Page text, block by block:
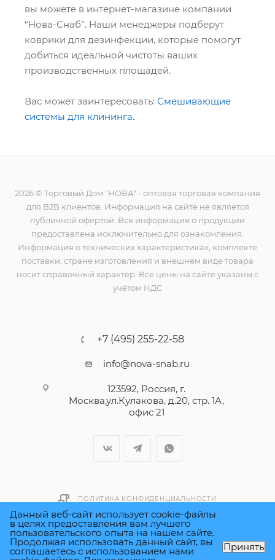
вы можете в интернет-магазине компании
“Нова-Снаб”. Наши менеджеры подберут
коврики для дезинфекции, которые помогут
добиться идеальной чистоты ваших
производственных площадей.
Вас может заинтересовать: Смешивающие
системы для клининга.
2026 © Торговый Дом "НОВА" - оптовая торговая компания
для B2B клиентов. Информация на сайте не является
публичной офертой. Вся информация о продукции
предоставлена исключительно для ознакомления.
Информация о технических характеристиках, комплекте
поставки, стране изготовления и внешнем виде товара
носит справочный характер. Все цены на сайте указаны с
учётом НДС
+7 (495) 255-22-58
info@nova-snab.ru
123592, Россия, г.
Москва,ул.Кулакова, д.20, стр. 1А,
офис 21
ПОЛИТИКА КОНФИДЕНЦИАЛЬНОСТИ
Быстро с 1С-Битрикс
Данный веб-сайт использует cookie-файлы
в целях предоставления вам лучшего
пользовательского опыта на нашем сайте.
Продолжая использовать данный сайт, вы
соглашаетесь с использованием нами Принять